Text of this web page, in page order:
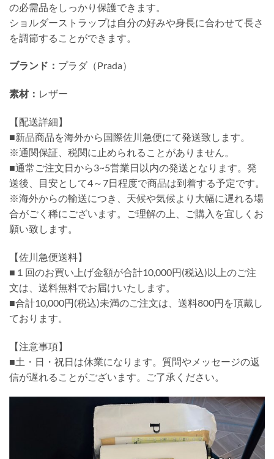
の必需品をしっかり保護できます。
ショルダーストラップは自分の好みや身長に合わせて長さ
を調節することができます。
ブランド： プラダ（Prada）
素材： レザー
【配送詳細】
■新品商品を海外から国際佐川急便にて発送致します。
※通関保証、税関に止められることがありません。
■通常ご注文日から3~5営業日以内の発送となります。発
送後、目安として4～7日程度で商品は到着する予定です。
※海外からの輸送につき、天候や気候より大幅に遅れる場
合がごく稀にございます。ご理解の上、ご購入を宜しくお
願い致します。
【佐川急便送料】
■１回のお買い上げ金額が合計10,000円(税込)以上のご注
文は、送料無料でお届けいたします。
■合計10,000円(税込)未満のご注文は、送料800円を頂戴し
ております。
【注意事項】
■土・日・祝日は休業になります。質問やメッセージの返
信が遅れることがございます。ご了承ください。